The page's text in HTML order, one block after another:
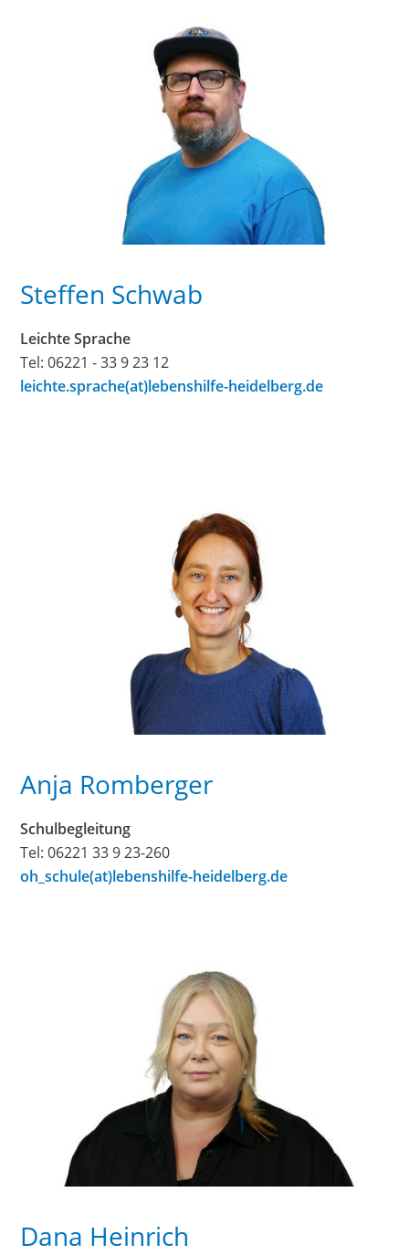
Steffen Schwab
Leichte Sprache
Tel: 06221 - 33 9 23 12
leichte.sprache(at)lebenshilfe-heidelberg.de
Anja Romberger
Schulbegleitung
Tel: 06221 33 9 23-260
oh_schule(at)lebenshilfe-heidelberg.de
Dana Heinrich